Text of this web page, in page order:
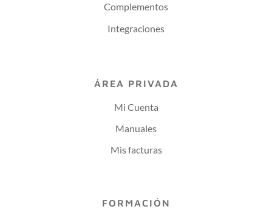
Complementos
Integraciones
ÁREA PRIVADA
Mi Cuenta
Manuales
Mis facturas
FORMACIÓN